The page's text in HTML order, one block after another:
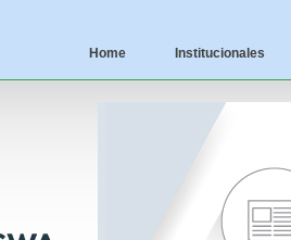
Home Institucionales